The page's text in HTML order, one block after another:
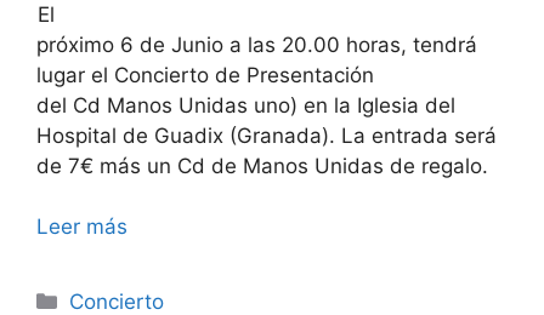
El
próximo 6 de Junio a las 20.00 horas, tendrá
lugar el Concierto de Presentación
del Cd Manos Unidas uno) en la Iglesia del
Hospital de Guadix (Granada). La entrada será
de 7€ más un Cd de Manos Unidas de regalo.
Leer más
Categorías
Concierto